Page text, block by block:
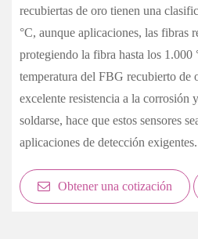
recubiertas de oro tienen una
°C, aunque aplicaciones, las fibras
protegiendo la fibra hasta los 1.000
temperatura del FBG recubierto de
excelente resistencia a la corrosión
soldarse, hace que estos sensores
aplicaciones de detección exigentes.
Obtener una cotización